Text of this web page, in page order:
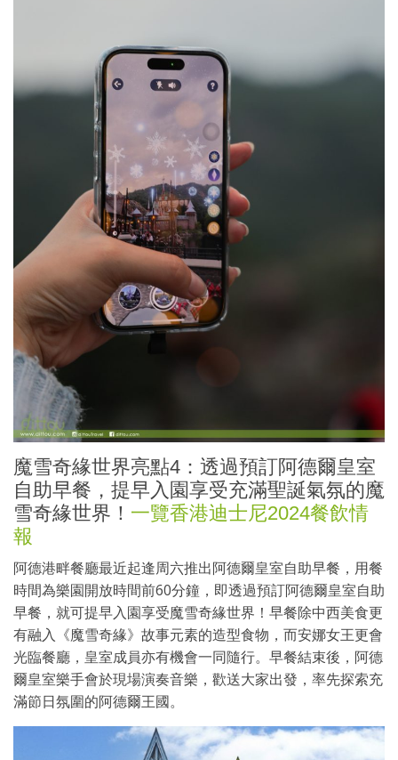
魔雪奇緣世界亮點4：透過預訂阿德爾皇室
自助早餐，提早入園享受充滿聖誕氣氛的魔
雪奇緣世界！ 一覽香港迪士尼2024餐飲情
報
阿德港畔餐廳最近起逢周六推出阿德爾皇室自助早餐，用餐
時間為樂園開放時間前60分鐘，即透過預訂阿德爾皇室自助
早餐，就可提早入園享受魔雪奇緣世界！早餐除中西美食更
有融入《魔雪奇緣》故事元素的造型食物，而安娜女王更會
光臨餐廳，皇室成員亦有機會一同隨行。早餐結束後，阿德
爾皇室樂手會於現場演奏音樂，歡送大家出發，率先探索充
滿節日氛圍的阿德爾王國。